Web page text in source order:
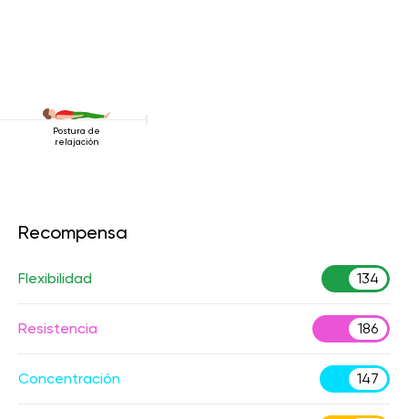
Postura de
relajación
Recompensa
Flexibilidad 134
Resistencia 186
Concentración 147